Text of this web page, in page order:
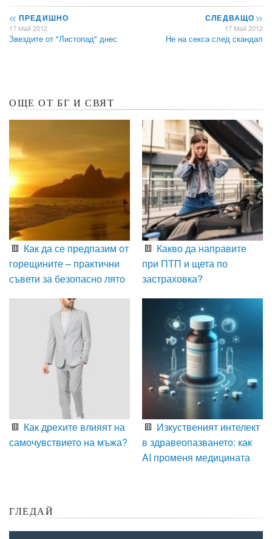
<< ПРЕДИШНО
17 Май 2012
Звездите от "Листопад" днес
СЛЕДВАЩО>>
17 Май 2012
Не на секса след скандал
ОЩЕ ОТ БГ И СВЯТ
Как да се предпазим от
горещините – практични
съвети за безопасно лято
Какво да направите
при ПТП и щета по
застраховка?
Как дрехите влияят на
самочувствието на мъжа?
Изкуственият интелект
в здравеопазването: как
AI променя медицината
ГЛЕДАЙ